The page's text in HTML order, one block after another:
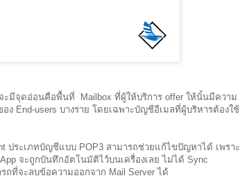
ะมีจุดอ่อนคือพื้นที่ Mailbox ที่ผู้ให้บริการ offer ให้นั้นมีความ
ง End-users บางราย โดยเฉพาะบัญชีอีเมลที่ผู้บริหารต้องใช้
ประเภทบัญชีแบบ POP3 สามารถช่วยแก้ไขปัญหาได้ เพราะ
จะถูกบันทึกอัตโนมัติไว้บนเครื่องเลย ไม่ได้ Sync
ถที่จะลบข้อความออกจาก Mail Server ได้